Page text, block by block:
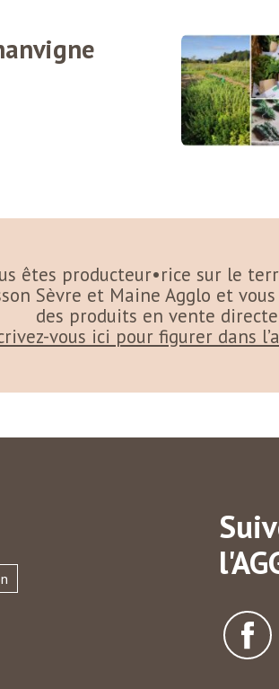
êtes producteur•rice sur le
Sèvre et Maine Agglo et
des produits en vente
vous ici pour figurer dans